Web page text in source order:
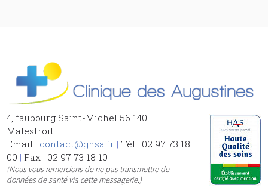
4, faubourg Saint-Michel 56 140
Malestroit |
Email : contact@ghsa.fr | Tél : 02 97 73 18
00 | Fax : 02 97 73 18 10
(Nous vous remercions de ne pas transmettre de
données de santé via cette messagerie.)